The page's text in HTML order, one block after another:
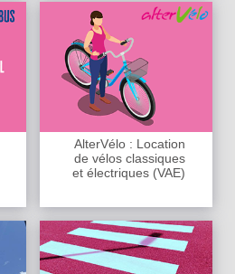
AlterVélo : Location
de vélos classiques
et électriques (VAE)